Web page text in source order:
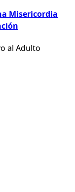
Misericordia
al Adulto